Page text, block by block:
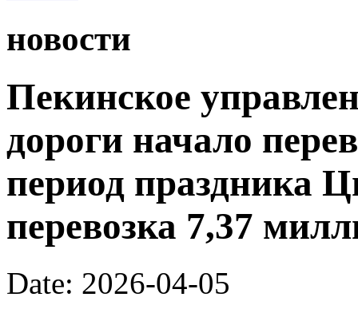
новости
Пекинское
дороги начало
период праздника
перевозка 7,37
Date: 2026-04-05